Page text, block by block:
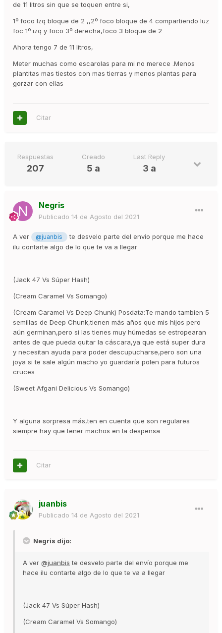
de 11 litros sin que se toquen entre si,
1º foco Izq bloque de 2 ,,2º foco bloque de 4 compartiendo luz
foc 1º izq y foco 3º derecha,foco 3 bloque de 2
Ahora tengo 7 de 11 litros,
Meter muchas como escarolas para mi no merece .Menos
plantitas mas tiestos con mas tierras y menos plantas para
gorzar con ellas
Citar
Respuestas
207
Creado
5 a
Last Reply
3 a
Negris
Publicado 14 de Agosto del 2021
A ver @juanbis
te desvelo parte del envío porque me hace
ilu contarte algo de lo que te va a llegar
(Jack 47 Vs Súper Hash)
(Cream Caramel Vs Somango)
(Cream Caramel Vs Deep Chunk) Posdata:Te mando tambien 5
semillas de Deep Chunk,tienen más años que mis hijos pero
aún germinan,pero si las tienes muy húmedas se estropearan
antes de que pueda quitar la cáscara,ya que está super dura
y necesitan ayuda para poder descupucharse,pero son una
joya si te sale algún macho yo guardaría polen para futuros
cruces
(Sweet Afgani Delicious Vs Somango)
Y alguna sorpresa más,ten en cuenta que son regulares
siempre hay que tener machos en la despensa
Citar
juanbis
Publicado 14 de Agosto del 2021
Negris dijo:
A ver @juanbis te desvelo parte del envío porque me
hace ilu contarte algo de lo que te va a llegar
(Jack 47 Vs Súper Hash)
(Cream Caramel Vs Somango)